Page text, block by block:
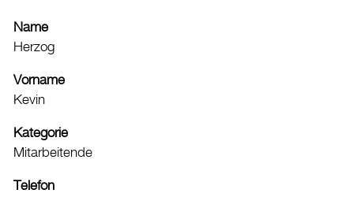
Verwaltung
Stadtverwaltung
Organigramm
Onlineschalter
Dienstleistungen
Name
Herzog
Vorname
Kevin
Kategorie
Mitarbeitende
Telefon